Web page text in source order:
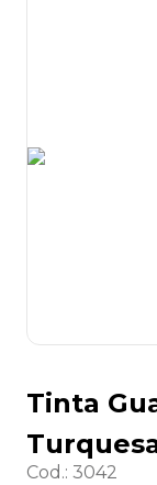
Tinta
Cod.: 3042